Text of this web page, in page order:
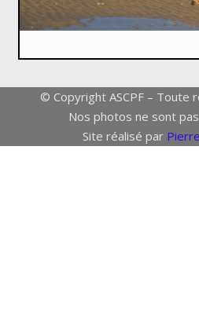
© Copyright ASCPF – Toute
Nos photos ne sont
Site réalisé par